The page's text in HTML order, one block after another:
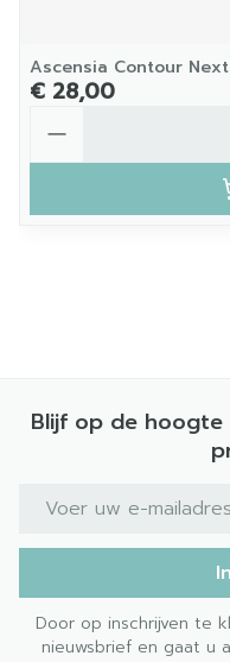
Ascensia Contour
€ 28,00
Blijf op de
E-mail adres
Door op inschrijven te
nieuwsbrief en gaat u